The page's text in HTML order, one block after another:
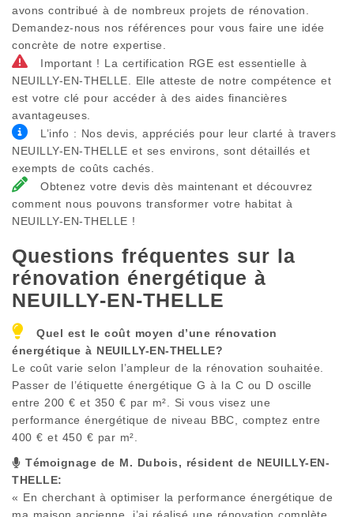
avons contribué à de nombreux projets de rénovation.
Demandez-nous nos références pour vous faire une idée
concrète de notre expertise.
Important ! La certification RGE est essentielle à
NEUILLY-EN-THELLE. Elle atteste de notre compétence et
est votre clé pour accéder à des aides financières
avantageuses.
L’info : Nos devis, appréciés pour leur clarté à travers
NEUILLY-EN-THELLE et ses environs, sont détaillés et
exempts de coûts cachés.
Obtenez votre devis dès maintenant et découvrez
comment nous pouvons transformer votre habitat à
NEUILLY-EN-THELLE !
Questions fréquentes sur la
rénovation énergétique à
NEUILLY-EN-THELLE
Quel est le coût moyen d’une rénovation
énergétique à NEUILLY-EN-THELLE?
Le coût varie selon l’ampleur de la rénovation souhaitée.
Passer de l’étiquette énergétique G à la C ou D oscille
entre 200 € et 350 € par m². Si vous visez une
performance énergétique de niveau BBC, comptez entre
400 € et 450 € par m².
Témoignage de M. Dubois, résident de NEUILLY-EN-
THELLE:
« En cherchant à optimiser la performance énergétique de